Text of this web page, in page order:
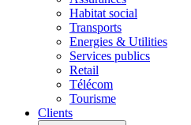
Habitat social
Transports
Energies & Utilities
Services publics
Retail
Télécom
Tourisme
Clients